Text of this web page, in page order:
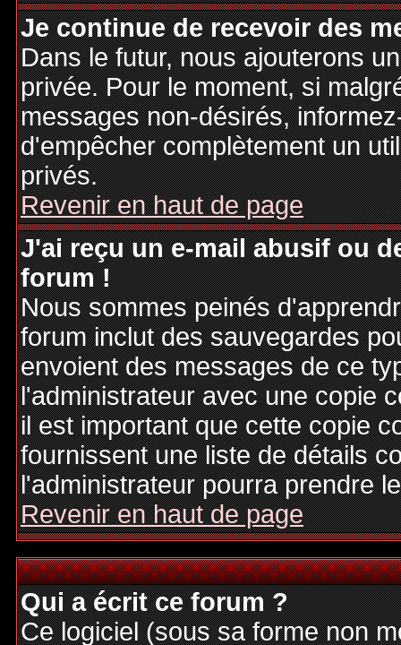
Je continue de recevoir des
Dans le futur, nous ajouterons
privée. Pour le moment, si
messages non-désirés,
d'empêcher complètement un
privés.
Revenir en haut de page
J'ai reçu un e-mail abusif ou
forum !
Nous sommes peinés
forum inclut des sauvegardes
envoient des messages de ce
l'administrateur avec une copie
il est important que cette copie
fournissent une liste de détails
l'administrateur pourra prendre
Revenir en haut de page
Qui a écrit ce forum ?
Ce logiciel (sous sa forme non